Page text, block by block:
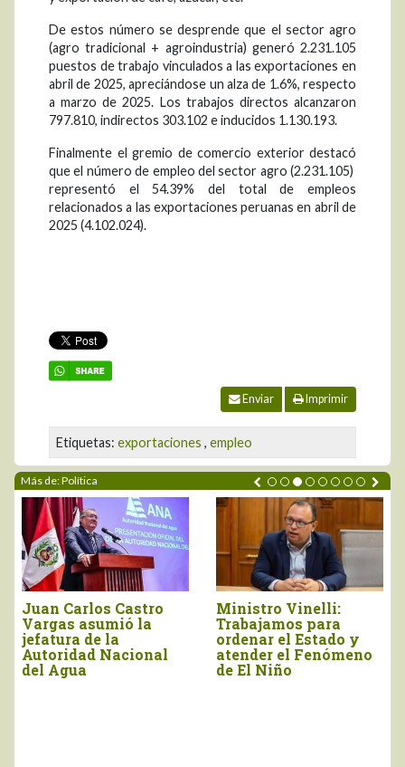
De estos número se desprende que el sector agro
(agro tradicional + agroindustria) generó 2.231.105
puestos de trabajo vinculados a las exportaciones en
abril de 2025, apreciándose un alza de 1.6%, respecto
a marzo de 2025. Los trabajos directos alcanzaron
797.810, indirectos 303.102 e inducidos 1.130.193.
Finalmente el gremio de comercio exterior destacó
que el número de empleo del sector agro (2.231.105)
representó el 54.39% del total de empleos
relacionados a las exportaciones peruanas en abril de
2025 (4.102.024).
Enviar Imprimir
Etiquetas: exportaciones , empleo
Más de: Política
Vinelli:
para
el Estado y
el Fenómeno
El Niño
Gobierno simplificará
procesos para acceso
a créditos del Banco
Agropecuario